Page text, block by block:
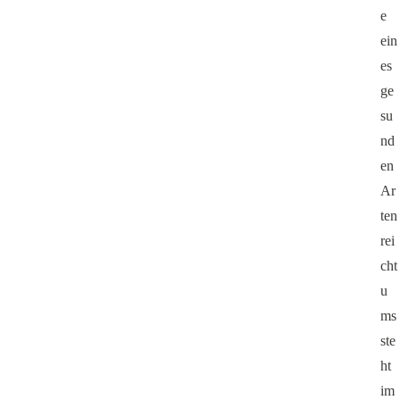
e
ein
es
ge
su
nd
en
Ar
ten
rei
cht
u
ms
ste
ht
im